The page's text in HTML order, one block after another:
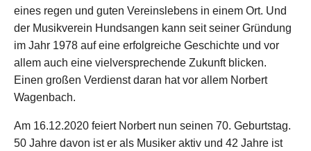
eines regen und guten Vereinslebens in einem Ort. Und
der Musikverein Hundsangen kann seit seiner Gründung
im Jahr 1978 auf eine erfolgreiche Geschichte und vor
allem auch eine vielversprechende Zukunft blicken.
Einen großen Verdienst daran hat vor allem Norbert
Wagenbach.
Am 16.12.2020 feiert Norbert nun seinen 70. Geburtstag.
50 Jahre davon ist er als Musiker aktiv und 42 Jahre ist